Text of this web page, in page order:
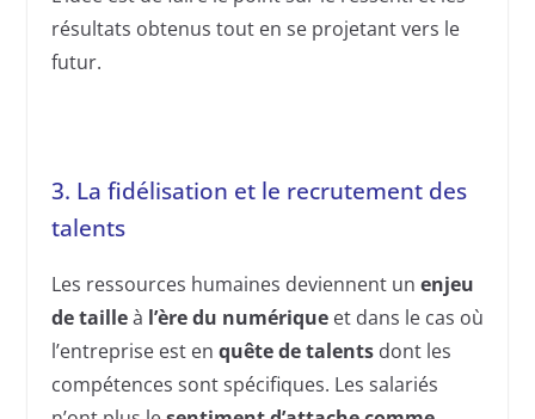
résultats obtenus tout en se projetant vers le
futur.
3. La fidélisation et le recrutement des
talents
Les ressources humaines deviennent un enjeu
de tailleà l’ère du numériqueet dans le cas où
l’entreprise est en quête de talentsdont les
compétences sont spécifiques. Les salariés